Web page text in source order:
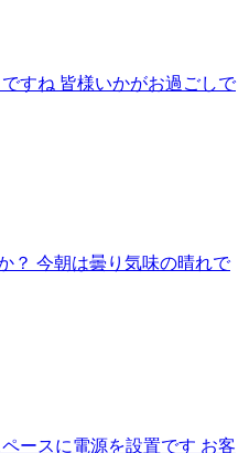
すね 皆様いかがお過ごしで
？ 今朝は曇り気味の晴れで
ースに電源を設置です お客